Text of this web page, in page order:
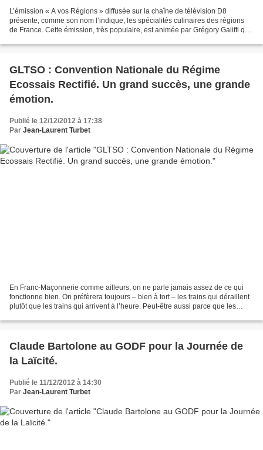
L’émission « A vos Régions » diffusée sur la chaîne de télévision D8
présente, comme son nom l’indique, les spécialités culinaires des régions
de France. Cette émission, très populaire, est animée par Grégory Galiffi qui
GLTSO : Convention Nationale du Régime
Ecossais Rectifié. Un grand succès, une grande
émotion.
Publié le 12/12/2012 à 17:38
Par Jean-Laurent Turbet
En Franc-Maçonnerie comme ailleurs, on ne parle jamais assez de ce qui
fonctionne bien. On préfèrera toujours – bien à tort – les trains qui déraillent
plutôt que les trains qui arrivent à l’heure. Peut-être aussi parce que les
Claude Bartolone au GODF pour la Journée de
la Laïcité.
Publié le 11/12/2012 à 14:30
Par Jean-Laurent Turbet